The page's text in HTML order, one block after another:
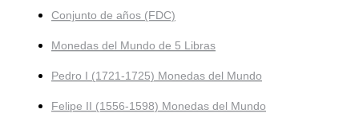
Conjunto de años (FDC)
Monedas del Mundo de 5 Libras
Pedro I (1721-1725) Monedas del Mundo
Felipe II (1556-1598) Monedas del Mundo